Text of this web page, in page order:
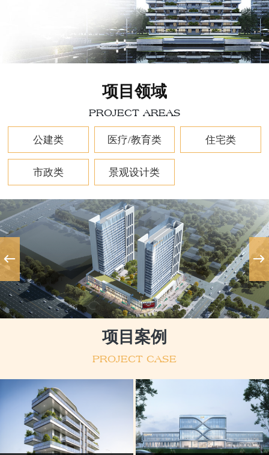
项目领域
PROJECT AREAS
公建类 医疗/教育类 住宅类
市政类 景观设计类
项目案例
PROJECT CASE